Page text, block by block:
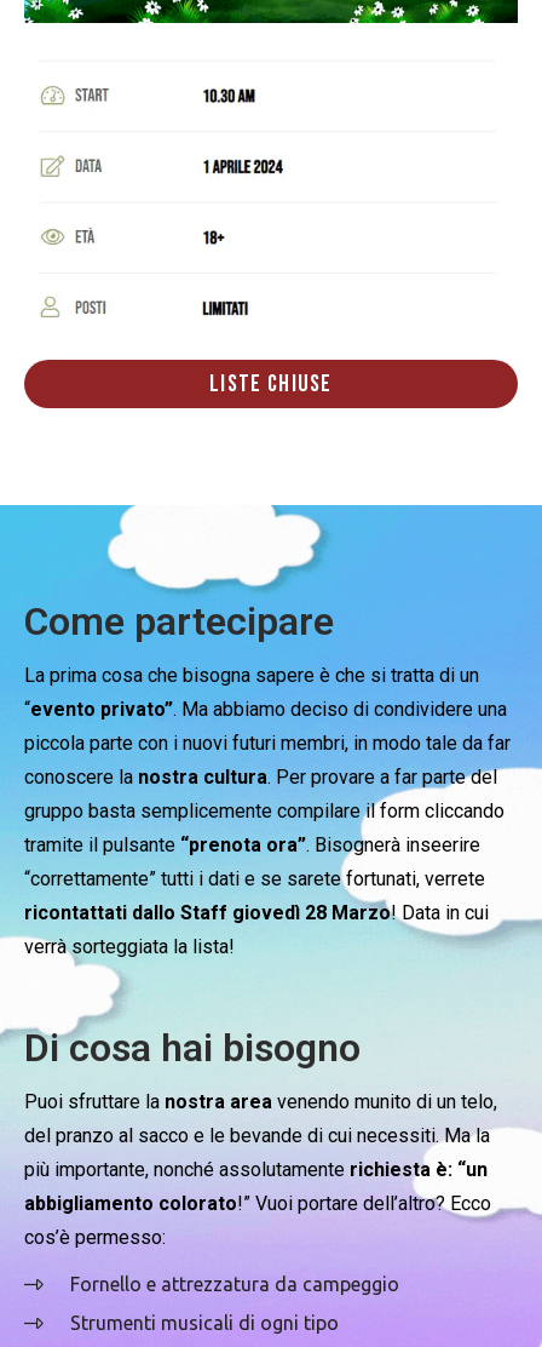
LISTE CHIUSE
Come partecipare
La prima cosa che bisogna sapere è che si tratta di un
“evento privato”. Ma abbiamo deciso di condividere una
piccola parte con i nuovi futuri membri, in modo tale da far
conoscere la nostra cultura. Per provare a far parte del
gruppo basta semplicemente compilare il form cliccando
tramite il pulsante “prenota ora”. Bisognerà inseerire
“correttamente” tutti i dati e se sarete fortunati, verrete
ricontattati dallo Staff giovedì 28 Marzo! Data in cui
verrà sorteggiata la lista!
Di cosa hai bisogno
Puoi sfruttare la nostra area venendo munito di un telo,
del pranzo al sacco e le bevande di cui necessiti. Ma la
più importante, nonché assolutamente richiesta è: “un
abbigliamento colorato!” Vuoi portare dell’altro? Ecco
cos’è permesso:
Fornello e attrezzatura da campeggio
Strumenti musicali di ogni tipo